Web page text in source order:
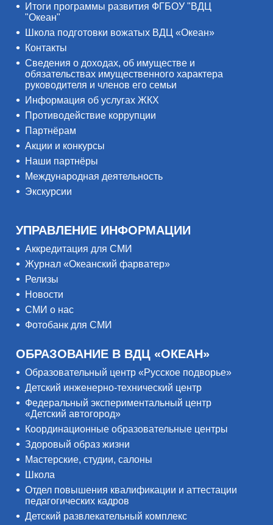
Итоги программы развития ФГБОУ "ВДЦ
"Океан"
Школа подготовки вожатых ВДЦ «Океан»
Контакты
Сведения о доходах, об имуществе и
обязательствах имущественного характера
руководителя и членов его семьи
Информация об услугах ЖКХ
Противодействие коррупции
Партнёрам
Акции и конкурсы
Наши партнёры
Международная деятельность
Экскурсии
УПРАВЛЕНИЕ ИНФОРМАЦИИ
Аккредитация для СМИ
Журнал «Океанский фарватер»
Релизы
Новости
СМИ о нас
Фотобанк для СМИ
ОБРАЗОВАНИЕ В ВДЦ «ОКЕАН»
Образовательный центр «Русское подворье»
Детский инженерно-технический центр
Федеральный экспериментальный центр
«Детский автогород»
Координационные образовательные центры
Здоровый образ жизни
Мастерские, студии, салоны
Школа
Отдел повышения квалификации и аттестации
педагогических кадров
Детский развлекательный комплекс